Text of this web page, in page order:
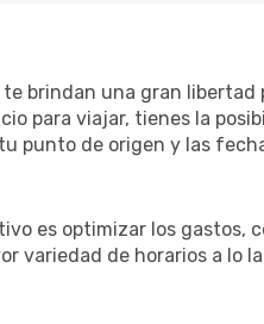
brindan una gran libertad
para viajar, tienes la
punto de origen y las
es optimizar los gastos,
variedad de horarios a lo